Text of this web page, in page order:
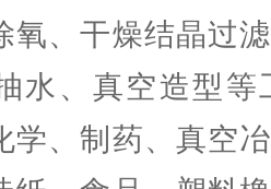
氧、干燥结晶过
水、真空造型
学、制药、真空